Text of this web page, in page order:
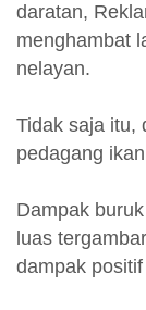
daratan,
menghambat
nelayan.
Tidak saja itu,
pedagang
Dampak
luas
dampak